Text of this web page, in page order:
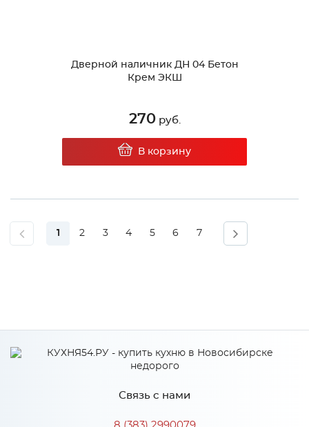
Дверной наличник ДН 04 Бетон
Крем ЭКШ
270руб.
В корзину
1 2 3 4 5 6 7
Связь с нами